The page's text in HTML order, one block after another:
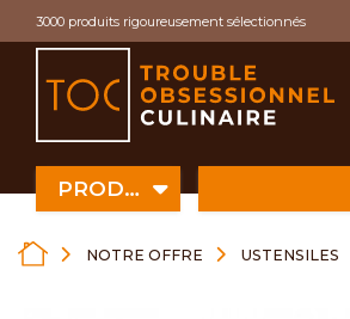
3000 produits rigoureusement sélectionnés
PRODUITS
NOTRE OFFRE USTENSILES